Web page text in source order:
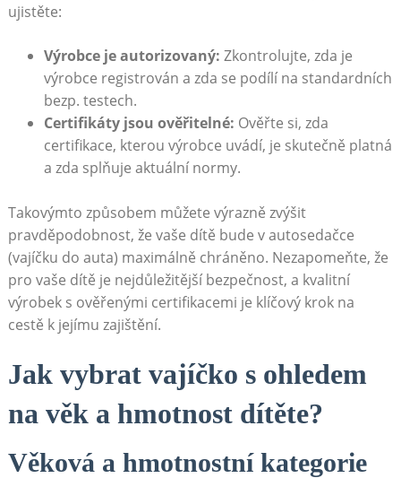
ujistěte:
Výrobce je autorizovaný: Zkontrolujte, zda je
výrobce‌ registrován a zda ‌se podílí na standardních
bezp. testech.
Certifikáty jsou​ ověřitelné: Ověřte si,‌ zda
certifikace, kterou ​výrobce uvádí, je skutečně⁢ platná
a zda splňuje aktuální normy.
Takovýmto ‍způsobem můžete výrazně zvýšit ​
pravděpodobnost, že vaše dítě ​bude v autosedačce
(vajíčku do auta) maximálně chráněno. Nezapomeňte, že
pro vaše dítě je nejdůležitější‍ bezpečnost, a kvalitní
výrobek s ⁤ověřenými certifikacemi je⁤ klíčový krok na ​
cestě k‌ jejímu zajištění.
Jak vybrat vajíčko s ⁣ohledem⁢
na věk a hmotnost dítěte?
Věková a hmotnostní kategorie